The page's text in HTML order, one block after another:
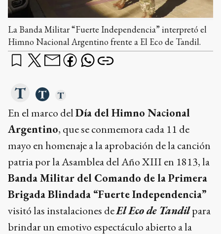
La Banda Militar “Fuerte Independencia” interpretó el
Himno Nacional Argentino frente a El Eco de Tandil.
En el marco delDía del Himno Nacional
Argentino, que se conmemora cada 11 de
mayo en homenaje a la aprobación de la canción
patria por la Asamblea del Año XIII en 1813, la
Banda Militar del Comando de la Primera
Brigada Blindada “Fuerte Independencia”
visitó las instalaciones deEl Eco de Tandilpara
brindar un emotivo espectáculo abierto a la